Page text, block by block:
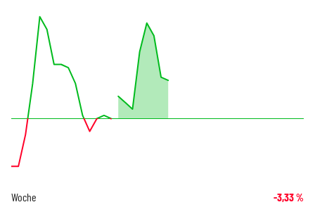
Woche -3,33%